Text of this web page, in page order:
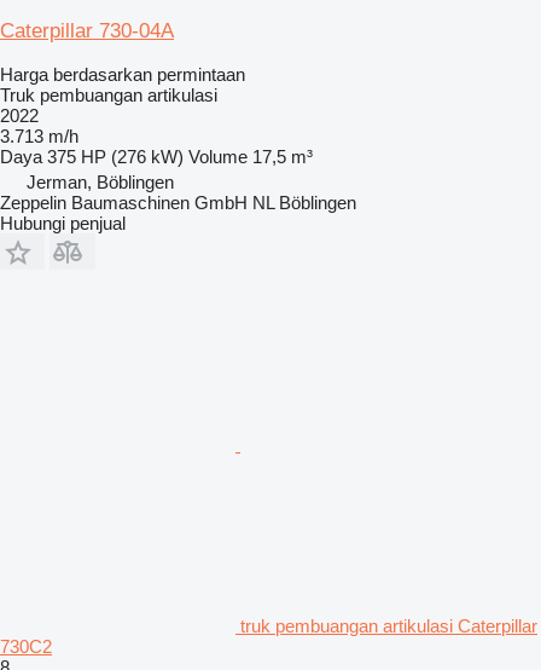
Caterpillar 730-04A
Harga berdasarkan permintaan
Truk pembuangan artikulasi
2022
3.713 m/h
Daya 375 HP (276 kW) Volume 17,5 m³
Jerman, Böblingen
Zeppelin Baumaschinen GmbH NL Böblingen
Hubungi penjual
truk pembuangan artikulasi Caterpillar
730C2